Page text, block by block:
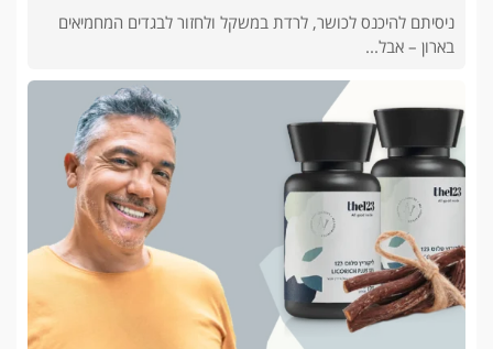
ניסיתם להיכנס לכושר, לרדת במשקל ולחזור לבגדים המחמיאים
בארון – אבל...